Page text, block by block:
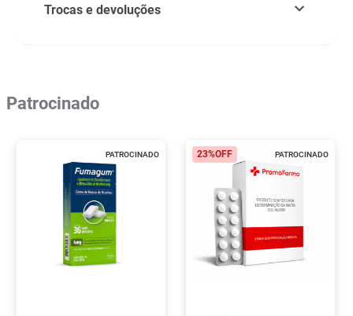
Trocas e devoluções
Patrocinado
PATROCINADO PATROCINADO
23%OFF